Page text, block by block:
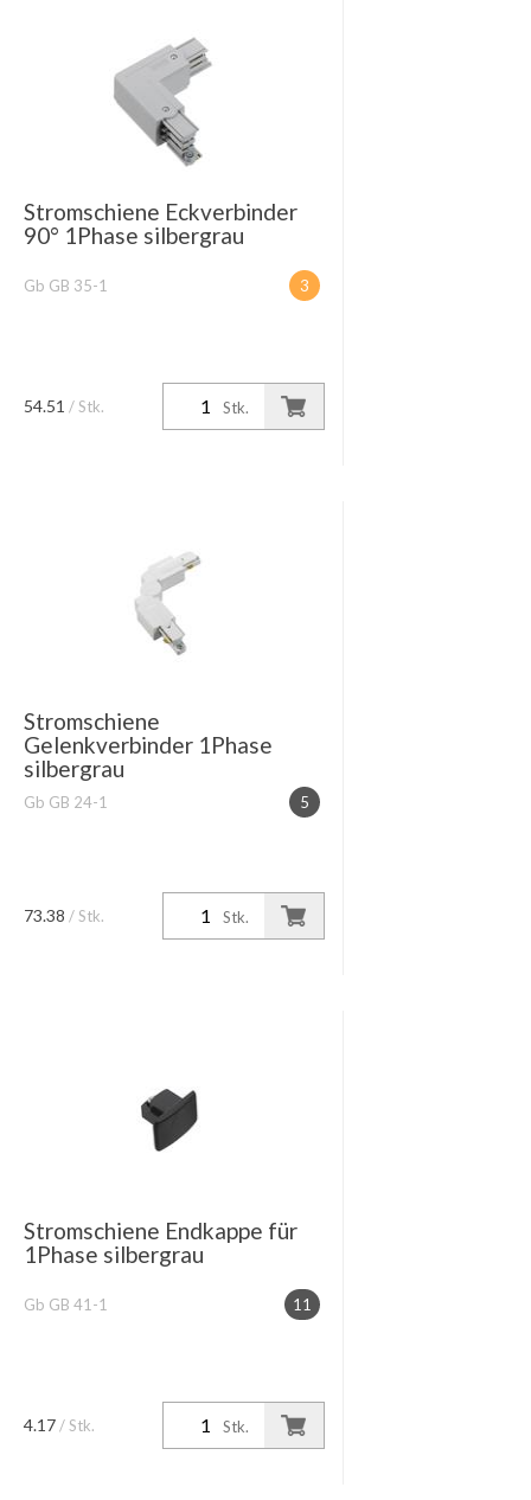
Stromschiene Eckverbinder
90° 1Phase silbergrau
3
Gb GB 35-1
Stk.
54.51 / Stk.
Stromschiene
Gelenkverbinder 1Phase
silbergrau
5
Gb GB 24-1
Stk.
73.38 / Stk.
Stromschiene Endkappe für
1Phase silbergrau
11
Gb GB 41-1
Stk.
4.17/ Stk.